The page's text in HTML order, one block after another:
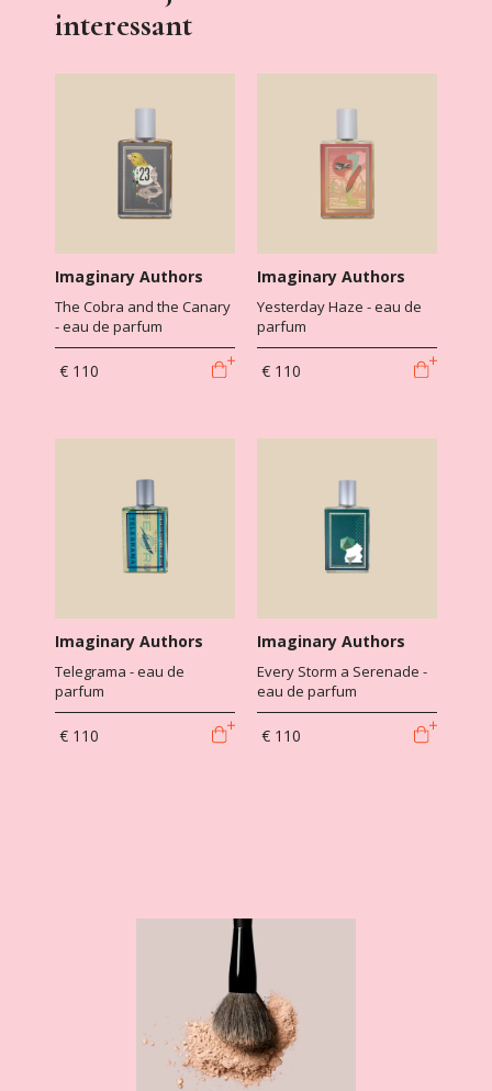
interessant
Imaginary Authors
The Cobra and the Canary
- eau de parfum
€ 110
Imaginary Authors
Yesterday Haze - eau de
parfum
€ 110
Imaginary Authors
Telegrama - eau de
parfum
€ 110
Imaginary Authors
Every Storm a Serenade -
eau de parfum
€ 110